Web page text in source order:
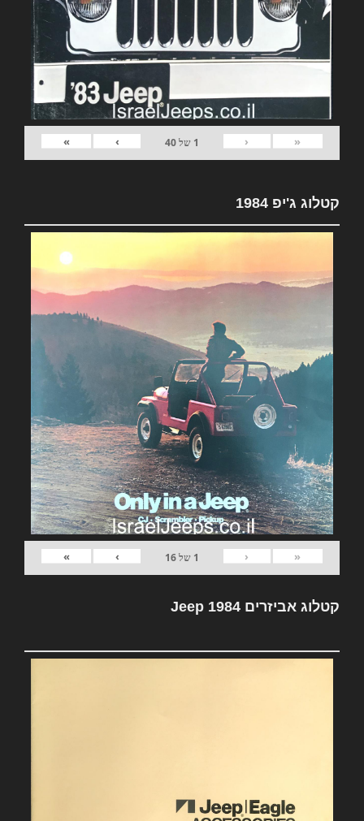
«
‹
1 של40
›
»
קטלוג ג'יפ 1984
«
‹
1 של16
›
»
קטלוג אביזרים Jeep 1984